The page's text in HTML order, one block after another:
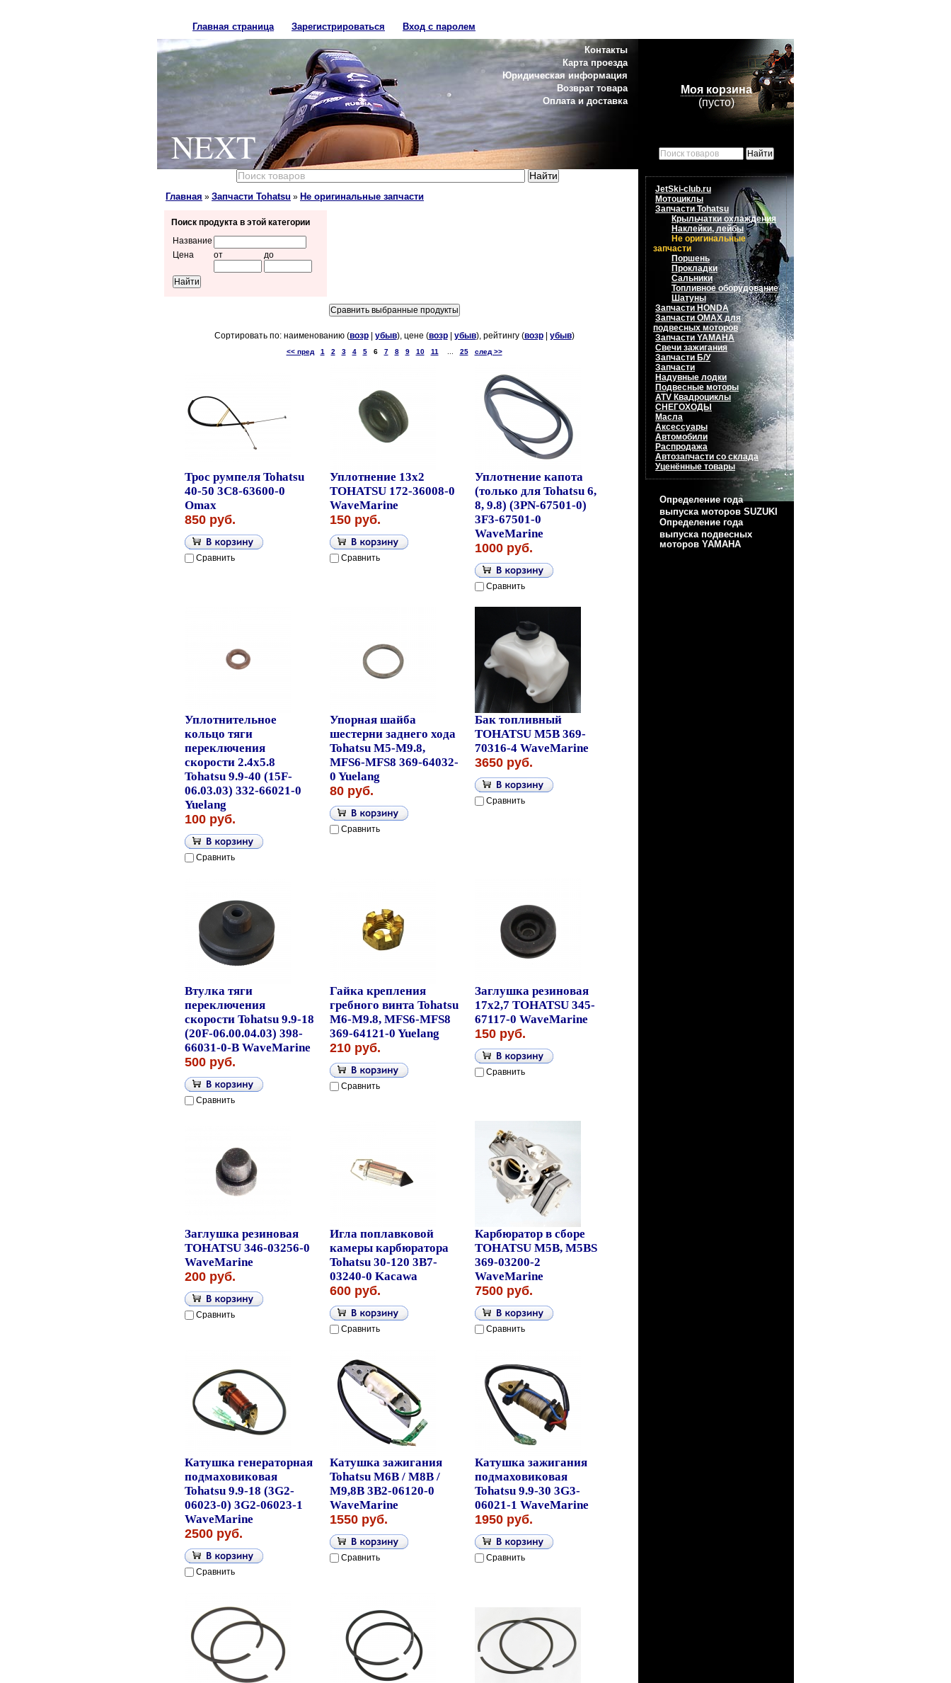
Главная страница Зарегистрироваться Вход с паролем
NEXT
Контакты
Карта проезда
Юридическая информация
Возврат товара
Оплата и доставка
Моя корзина
(пусто)
Главная » Запчасти Tohatsu » Не оригинальные запчасти
Поиск продукта в этой категории
Название
Цена
от до
Сортировать по: наименованию (возр| убыв), цене (возр| убыв), рейтингу (возр| убыв)
<< пред 1 2 3 4 5 6 7 8 9 10 11 25 след >>
Трос румпеля Tohatsu
40-50 3C8-63600-0
Omax
850 руб.
Сравнить
Уплотнение 13x2
TOHATSU 172-36008-0
WaveMarine
150 руб.
Сравнить
Уплотнение капота
(только для Tohatsu 6,
8, 9.8) (3PN-67501-0)
3F3-67501-0
WaveMarine
1000 руб.
Сравнить
Уплотнительное
кольцо тяги
переключения
скорости 2.4x5.8
Tohatsu 9.9-40 (15F-
06.03.03) 332-66021-0
Yuelang
100 руб.
Сравнить
Упорная шайба
шестерни заднего хода
Tohatsu M5-M9.8,
MFS6-MFS8 369-64032-
0 Yuelang
80 руб.
Сравнить
Бак топливный
TOHATSU M5B 369-
70316-4 WaveMarine
3650 руб.
Сравнить
Втулка тяги
переключения
скорости Tohatsu 9.9-18
(20F-06.00.04.03) 398-
66031-0-B WaveMarine
500 руб.
Сравнить
Гайка крепления
гребного винта Tohatsu
M6-M9.8, MFS6-MFS8
369-64121-0 Yuelang
210 руб.
Сравнить
Заглушка резиновая
17x2,7 TOHATSU 345-
67117-0 WaveMarine
150 руб.
Сравнить
Заглушка резиновая
TOHATSU 346-03256-0
WaveMarine
200 руб.
Сравнить
Игла поплавковой
камеры карбюратора
Tohatsu 30-120 3B7-
03240-0 Kacawa
600 руб.
Сравнить
Карбюратор в сборе
TOHATSU M5B, M5BS
369-03200-2
WaveMarine
7500 руб.
Сравнить
Катушка генераторная
подмаховиковая
Tohatsu 9.9-18 (3G2-
06023-0) 3G2-06023-1
WaveMarine
2500 руб.
Сравнить
Катушка зажигания
Tohatsu M6B / M8B /
M9,8B 3B2-06120-0
WaveMarine
1550 руб.
Сравнить
Катушка зажигания
подмаховиковая
Tohatsu 9.9-30 3G3-
06021-1 WaveMarine
1950 руб.
Сравнить
JetSki-club.ru
Мотоциклы
Запчасти Tohatsu
Крыльчатки охлаждения
Наклейки, лейбы
Не оригинальные
запчасти
Поршень
Прокладки
Сальники
Топливное оборудование
Шатуны
Запчасти HONDA
Запчасти OMAX для
подвесных моторов
Запчасти YAMAHA
Свечи зажигания
Запчасти Б/У
Запчасти
Надувные лодки
Подвесные моторы
ATV Квадроциклы
СНЕГОХОДЫ
Масла
Аксессуары
Автомобили
Распродажа
Автозапчасти со склада
Уценённые товары
Определение года
выпуска моторов SUZUKI
Определение года
выпуска подвесных
моторов YAMAHA